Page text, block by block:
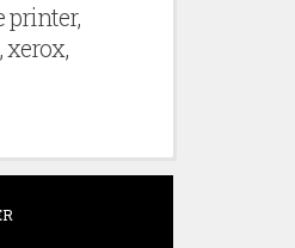
printer,
xerox,